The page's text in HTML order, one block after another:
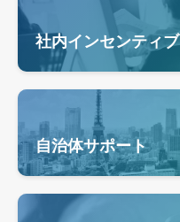
社内インセンティブ
自治体サポート